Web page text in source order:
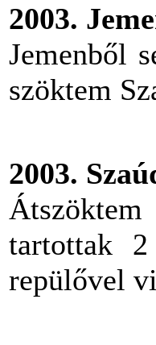
2003.
Jemenből
szöktem
2003.
tartottak 2
repülővel